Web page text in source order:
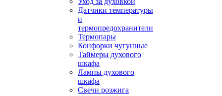
Датчики температуры
и
термопредохранители
Термопары
Конфорки чугунные
Таймеры духового
шкафа
Лампы духового
шкафа
Свечи розжига